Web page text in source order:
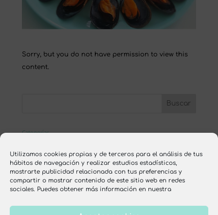
Utilizamos cookies propias y de terceros para el análisis de tus
hábitos de navegación y realizar estudios estadísticos,
mostrarte publicidad relacionada con tus preferencias y
compartir o mostrar contenido de este sitio web en redes
sociales. Puedes obtener más información en nuestra
Sorry, but you do not have permission to view this
content.
Categorías
ESCUELA ONLINE
nutrición
recetas